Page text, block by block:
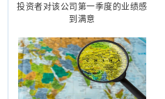
投资者对该公司第一季度的业绩感
到满意